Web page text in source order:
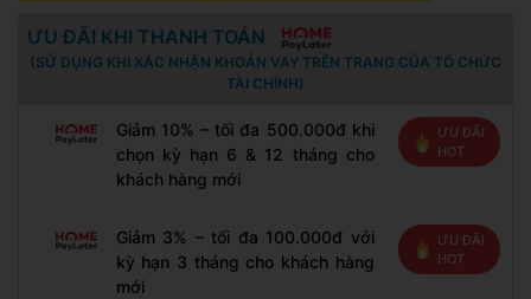
ƯU ĐÃI KHI THANH TOÁN
(SỬ DỤNG KHI XÁC NHẬN KHOẢN VAY TRÊN TRANG CỦA TỔ CHỨC
TÀI CHÍNH)
Giảm 10% – tối đa 500.000đ khi
chọn kỳ hạn 6 & 12 tháng cho
khách hàng mới
ƯU ĐÃI
HOT
Giảm 3% – tối đa 100.000đ với
kỳ hạn 3 tháng cho khách hàng
mới
ƯU ĐÃI
HOT